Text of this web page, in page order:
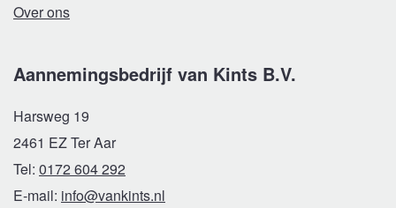
Over ons
Aannemingsbedrijf van Kints B.V.
Harsweg 19
2461 EZ Ter Aar
Tel: 0172 604 292
E-mail: info@vankints.nl